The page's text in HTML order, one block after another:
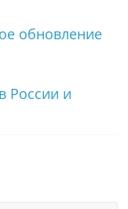
обновление
России и